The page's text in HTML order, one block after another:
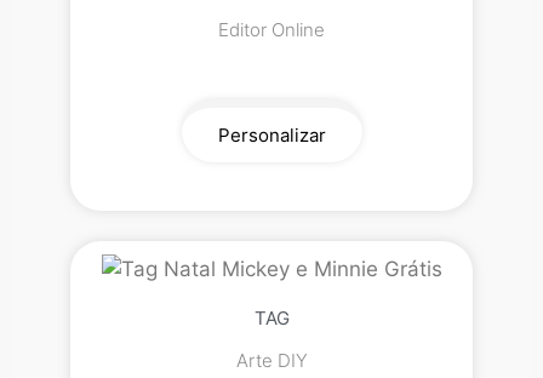
Editor Online
Personalizar
TAG
Arte DIY